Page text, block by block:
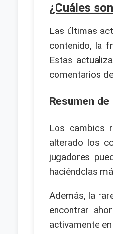
¿Cuáles
Las últimas
contenido, la
Estas
comentarios
Resumen
Los cambios
alterado los
jugadores
haciéndolas
Además, la
encontrar
activamente